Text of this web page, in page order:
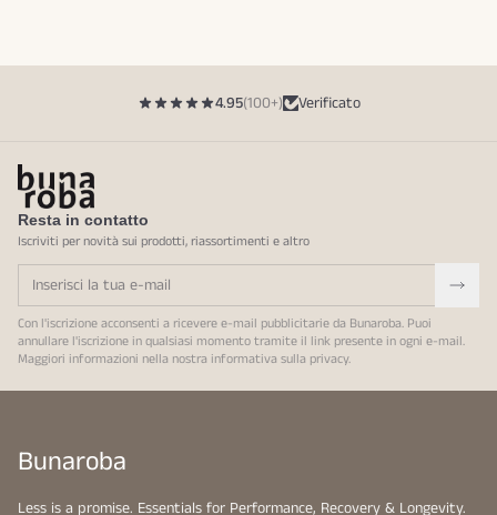
4.95(100+) Verificato
Resta in contatto
Iscriviti per novità sui prodotti, riassortimenti e altro
Con l'iscrizione acconsenti a ricevere e-mail pubblicitarie da Bunaroba. Puoi
annullare l'iscrizione in qualsiasi momento tramite il link presente in ogni e-mail.
Maggiori informazioni nella nostra informativa sulla privacy.
Bunaroba
Less is a promise. Essentials for Performance, Recovery & Longevity.